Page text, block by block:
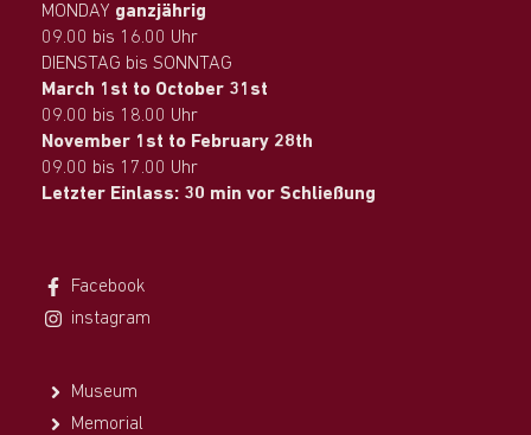
MONDAY ganzjährig
09.00 bis 16.00 Uhr
DIENSTAG bis SONNTAG
March 1st to October 31st
09.00 bis 18.00 Uhr
November 1st to February 28th
09.00 bis 17.00 Uhr
Letzter Einlass: 30 min vor Schließung
Facebook
instagram
Museum
Memorial